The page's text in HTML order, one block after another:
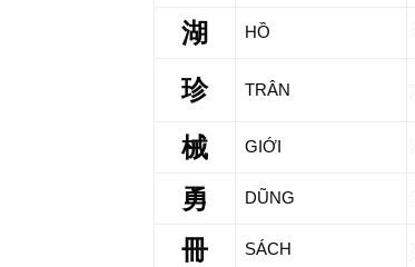
湖 HỒ
珍 TRÂN
械 GIỚI
勇 DŨNG
冊 SÁCH